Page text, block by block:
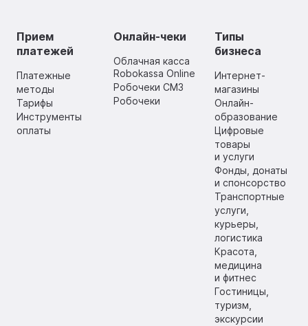
Прием
платежей
Платежные
методы
Тарифы
Инструменты
оплаты
Онлайн-чеки
Облачная касса
Robokassa Online
Робочеки СМЗ
Робочеки
Типы
бизнеса
Интернет-
магазины
Онлайн-
образование
Цифровые
товары
и услуги
Фонды, донаты
и спонсорство
Транспортные
услуги,
курьеры,
логистика
Красота,
медицина
и фитнес
Гостиницы,
туризм,
экскурсии